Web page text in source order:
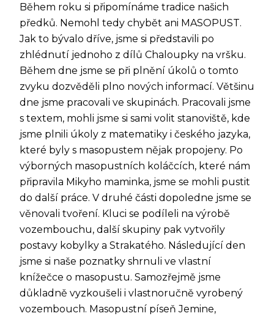
Během roku si připomínáme tradice našich
předků. Nemohl tedy chybět ani MASOPUST.
Jak to bývalo dříve, jsme si představili po
zhlédnutí jednoho z dílů Chaloupky na vršku.
Během dne jsme se při plnění úkolů o tomto
zvyku dozvěděli plno nových informací. Většinu
dne jsme pracovali ve skupinách. Pracovali jsme
s textem, mohli jsme si sami volit stanoviště, kde
jsme plnili úkoly z matematiky i českého jazyka,
které byly s masopustem nějak propojeny. Po
výborných masopustních koláčcích, které nám
připravila Mikyho maminka, jsme se mohli pustit
do další práce. V druhé části dopoledne jsme se
věnovali tvoření. Kluci se podíleli na výrobě
vozembouchu, další skupiny pak vytvořily
postavy kobylky a Strakatého. Následující den
jsme si naše poznatky shrnuli ve vlastní
knížečce o masopustu. Samozřejmě jsme
důkladně vyzkoušeli i vlastnoručně vyrobený
vozembouch. Masopustní píseň Jemine,